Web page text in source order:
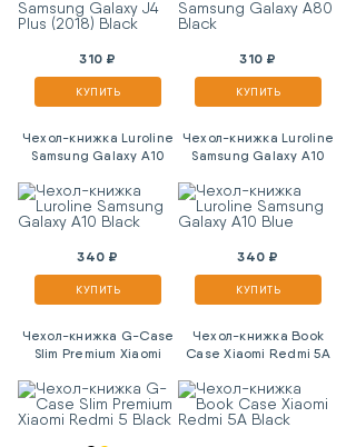
310 ₽
КУПИТЬ
310 ₽
КУПИТЬ
Чехол-книжка Luroline
Samsung Galaxy A10
340 ₽
КУПИТЬ
Чехол-книжка Luroline
Samsung Galaxy A10
340 ₽
КУПИТЬ
Чехол-книжка G-Case
Slim Premium Xiaomi
Чехол-книжка Book
Case Xiaomi Redmi 5A